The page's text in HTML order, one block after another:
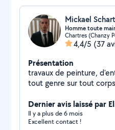
Mickael
Homme toute
Chartres (Chanzy
4,4/5 (37
Présentation
travaux de peinture,
tout genre sur tout
à base pression, anti-mousse ,
d'infiltration d'eau sur toiture entretien cour de
dalle béton .. travaux de maçonnerie, petit travaux de
Dernier avis laissé par
Il y a plus de 6 mois
Excellent contact !